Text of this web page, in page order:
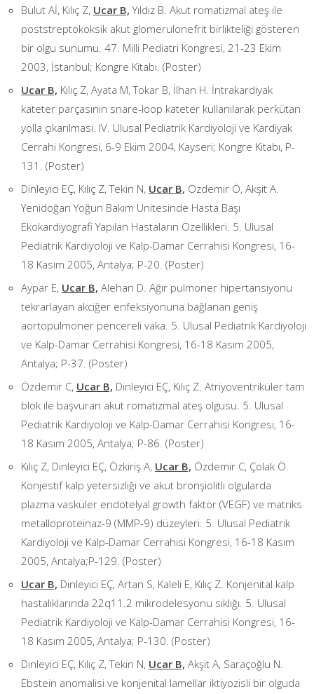
Bulut Aİ, Kılıç Z, Ucar B, Yıldız B. Akut romatizmal ateş ile
poststreptokoksik akut glomerulonefrit birlikteliği gösteren
bir olgu sunumu. 47. Milli Pediatri Kongresi, 21-23 Ekim
2003, İstanbul; Kongre Kitabı. (Poster)
Ucar B, Kılıç Z, Ayata M, Tokar B, İlhan H. İntrakardiyak
kateter parçasının snare-loop kateter kullanılarak perkütan
yolla çıkarılması. IV. Ulusal Pediatrik Kardiyoloji ve Kardiyak
Cerrahi Kongresi, 6-9 Ekim 2004, Kayseri; Kongre Kitabı, P-
131. (Poster)
Dinleyici EÇ, Kılıç Z, Tekin N, Ucar B, Özdemir Ö, Akşit A.
Yenidoğan Yoğun Bakım Ünitesinde Hasta Başı
Ekokardiyografi Yapılan Hastaların Özellikleri. 5. Ulusal
Pediatrik Kardiyoloji ve Kalp-Damar Cerrahisi Kongresi, 16-
18 Kasım 2005, Antalya; P-20. (Poster)
Aypar E, Ucar B, Alehan D. Ağır pulmoner hipertansiyonu
tekrarlayan akciğer enfeksiyonuna bağlanan geniş
aortopulmoner pencereli vaka. 5. Ulusal Pediatrik Kardiyoloji
ve Kalp-Damar Cerrahisi Kongresi, 16-18 Kasım 2005,
Antalya; P-37. (Poster)
Özdemir C, Ucar B, Dinleyici EÇ, Kılıç Z. Atriyoventriküler tam
blok ile başvuran akut romatizmal ateş olgusu. 5. Ulusal
Pediatrik Kardiyoloji ve Kalp-Damar Cerrahisi Kongresi, 16-
18 Kasım 2005, Antalya; P-86. (Poster)
Kılıç Z, Dinleyici EÇ, Özkiriş A, Ucar B, Özdemir C, Çolak Ö.
Konjestif kalp yetersizliği ve akut bronşiolitli olgularda
plazma vasküler endotelyal growth faktör (VEGF) ve matriks
metalloproteinaz-9 (MMP-9) düzeyleri. 5. Ulusal Pediatrik
Kardiyoloji ve Kalp-Damar Cerrahisi Kongresi, 16-18 Kasım
2005, Antalya;P-129. (Poster)
Ucar B, Dinleyici EÇ, Artan S, Kaleli E, Kılıç Z. Konjenital kalp
hastalıklarında 22q11.2 mikrodelesyonu sıklığı. 5. Ulusal
Pediatrik Kardiyoloji ve Kalp-Damar Cerrahisi Kongresi, 16-
18 Kasım 2005, Antalya; P-130. (Poster)
Dinleyici EÇ, Kılıç Z, Tekin N, Ucar B, Akşit A, Saraçoğlu N.
Ebstein anomalisi ve konjenital lamellar iktiyozisli bir olguda